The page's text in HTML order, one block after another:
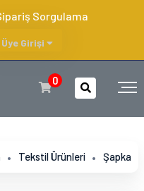
Sorgulama
Üye Girişi
0
Tekstil Ürünleri Şapka